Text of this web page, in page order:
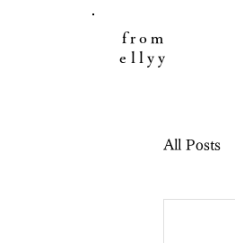
from
ellyy
All Posts
日々